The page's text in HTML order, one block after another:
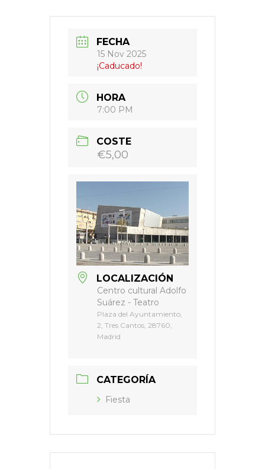
FECHA
15 Nov 2025
¡Caducado!
HORA
7:00 PM
COSTE
€5,00
LOCALIZACIÓN
Centro cultural Adolfo
Suárez - Teatro
Plaza del Ayuntamiento,
2, Tres Cantos, 28760,
Madrid
CATEGORÍA
Fiesta